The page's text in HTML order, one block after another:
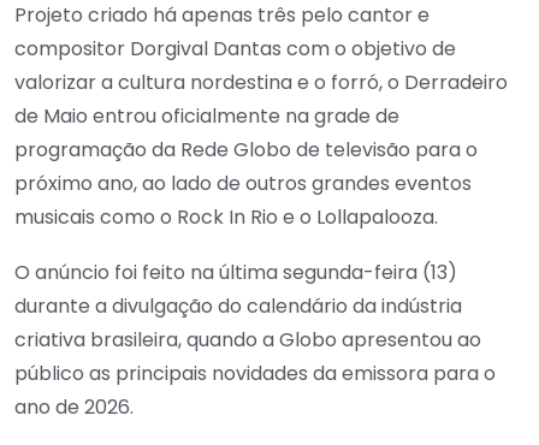
Projeto criado há apenas três pelo cantor e
compositor Dorgival Dantas com o objetivo de
valorizar a cultura nordestina e o forró, o Derradeiro
de Maio entrou oficialmente na grade de
programação da Rede Globo de televisão para o
próximo ano, ao lado de outros grandes eventos
musicais como o Rock In Rio e o Lollapalooza.
O anúncio foi feito na última segunda-feira (13)
durante a divulgação do calendário da indústria
criativa brasileira, quando a Globo apresentou ao
público as principais novidades da emissora para o
ano de 2026.